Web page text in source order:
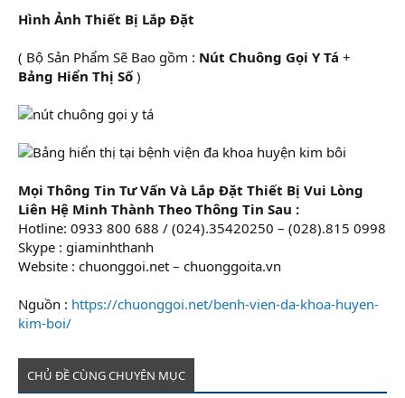
Hình Ảnh Thiết Bị Lắp Đặt
( Bộ Sản Phẩm Sẽ Bao gồm : Nút Chuông Gọi Y Tá +
Bảng Hiển Thị Số)
Mọi Thông Tin Tư Vấn Và Lắp Đặt Thiết Bị Vui Lòng
Liên Hệ Minh Thành Theo Thông Tin Sau :
Hotline: 0933 800 688 / (024).35420250 – (028).815 0998
Skype : giaminhthanh
Website : chuonggoi.net – chuonggoita.vn
Nguồn : https://chuonggoi.net/benh-vien-da-khoa-huyen-
kim-boi/
CHỦ ĐỀ CÙNG CHUYÊN MỤC